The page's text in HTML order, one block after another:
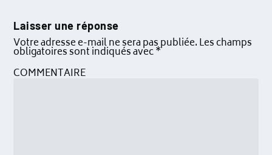
Laisser une réponse
Votre adresse e-mail ne sera pas publiée.Les champs
obligatoires sont indiqués avec*
COMMENTAIRE